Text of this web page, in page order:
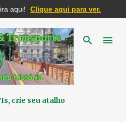
conteúdo principal
crie seu atalho
aqui! Clique aqui para ver.